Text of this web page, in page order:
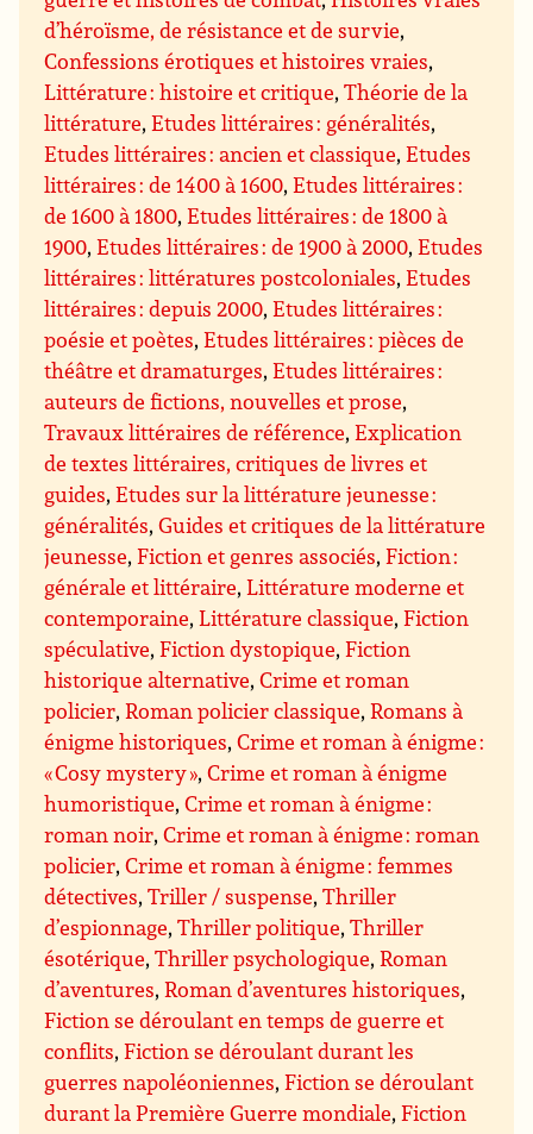
d’héroïsme, de résistance et de survie,
Confessions érotiques et histoires vraies,
Littérature : histoire et critique,Théorie de la
littérature,Etudes littéraires : généralités,
Etudes littéraires : ancien et classique,Etudes
littéraires : de 1400 à 1600,Etudes littéraires :
de 1600 à 1800,Etudes littéraires : de 1800 à
1900,Etudes littéraires : de 1900 à 2000,Etudes
littéraires : littératures postcoloniales,Etudes
littéraires : depuis 2000,Etudes littéraires :
poésie et poètes,Etudes littéraires : pièces de
théâtre et dramaturges,Etudes littéraires :
auteurs de fictions, nouvelles et prose,
Travaux littéraires de référence,Explication
de textes littéraires, critiques de livres et
guides,Etudes sur la littérature jeunesse :
généralités,Guides et critiques de la littérature
jeunesse,Fiction et genres associés,Fiction :
générale et littéraire,Littérature moderne et
contemporaine,Littérature classique,Fiction
spéculative,Fiction dystopique,Fiction
historique alternative,Crime et roman
policier,Roman policier classique,Romans à
énigme historiques,Crime et roman à énigme :
« Cosy mystery »,Crime et roman à énigme
humoristique,Crime et roman à énigme :
roman noir,Crime et roman à énigme : roman
policier,Crime et roman à énigme : femmes
détectives,Triller / suspense,Thriller
d’espionnage,Thriller politique,Thriller
ésotérique,Thriller psychologique,Roman
d’aventures,Roman d’aventures historiques,
Fiction se déroulant en temps de guerre et
conflits,Fiction se déroulant durant les
guerres napoléoniennes,Fiction se déroulant
durant la Première Guerre mondiale,Fiction